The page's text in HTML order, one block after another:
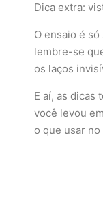
Dica extra:
O ensaio é
lembre-se
os laços
E aí, as dicas
você levou
o que usar